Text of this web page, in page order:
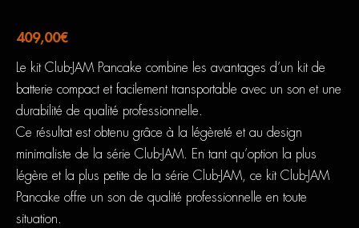
409,00€
Le kit Club-JAM Pancake combine les avantages d’un kit de
batterie compact et facilement transportable avec un son et une
durabilité de qualité professionnelle.
Ce résultat est obtenu grâce à la légèreté et au design
minimaliste de la série Club-JAM. En tant qu’option la plus
légère et la plus petite de la série Club-JAM, ce kit Club-JAM
Pancake offre un son de qualité professionnelle en toute
situation.